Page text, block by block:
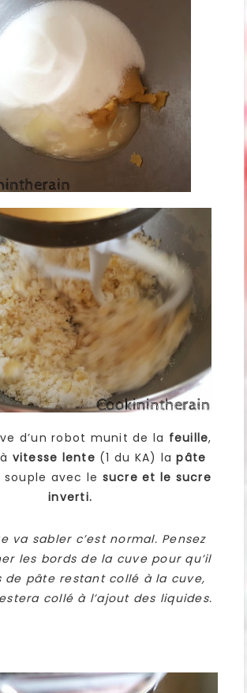
d’un robot munit de la feuille,
vitesse lente (1 du KA) lapâte
souple avec le sucre et le sucre
inverti.
va sabler c’est normal. Pensez
les bords de la cuve pour qu’il
de pâte restant collé à la cuve,
collé à l’ajout des liquides.